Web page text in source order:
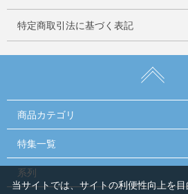
特定商取引法に基づく表記
商品カテゴリ
特集一覧
系列
当サイトでは、サイトの利便性向上を